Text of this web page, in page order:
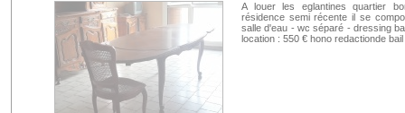
A louer les eglantines quartier
résidence semi récente il se
salle d'eau - wc séparé - dressing
location : 550 € hono redactionde